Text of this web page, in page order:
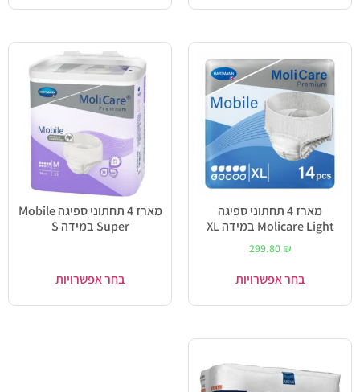
מארז 4 תחתוני ספיגה
Molicare Light במידה XL
299.80 ₪
בחר אפשרויות
מארז 4 תחתוני ספיגה Mobile
Super במידה S
בחר אפשרויות